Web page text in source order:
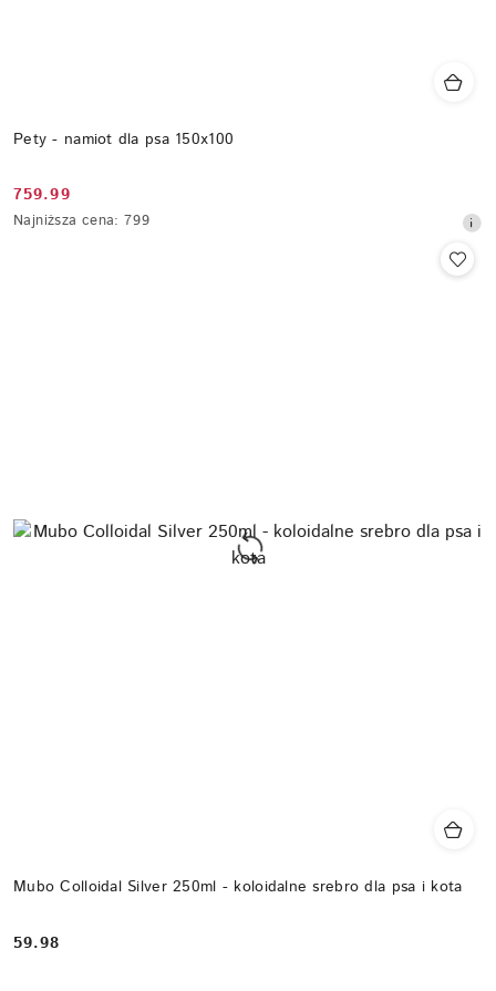
Pety - namiot dla psa 150x100
Cena
promocyjna:
759.99
Najniższa
Najniższa cena: 799
Mubo Colloidal Silver 250ml - koloidalne srebro dla psa i kota
Cena:
59.98